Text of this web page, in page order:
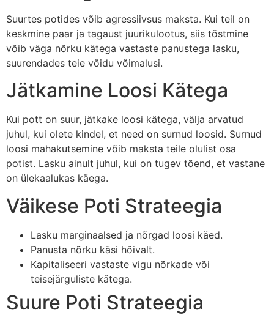
Suurtes potides võib agressiivsus maksta. Kui teil on
keskmine paar ja tagaust juurikulootus, siis tõstmine
võib väga nõrku kätega vastaste panustega lasku,
suurendades teie võidu võimalusi.
Jätkamine Loosi Kätega
Kui pott on suur, jätkake loosi kätega, välja arvatud
juhul, kui olete kindel, et need on surnud loosid. Surnud
loosi mahakutsemine võib maksta teile olulist osa
potist. Lasku ainult juhul, kui on tugev tõend, et vastane
on ülekaalukas käega.
Väikese Poti Strateegia
Lasku marginaalsed ja nõrgad loosi käed.
Panusta nõrku käsi hõivalt.
Kapitaliseeri vastaste vigu nõrkade või
teisejärguliste kätega.
Suure Poti Strateegia